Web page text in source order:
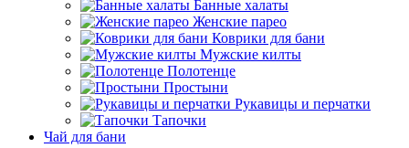
Банные халаты
Женские парео
Коврики для бани
Мужские килты
Полотенце
Простыни
Рукавицы и перчатки
Тапочки
Чай для бани